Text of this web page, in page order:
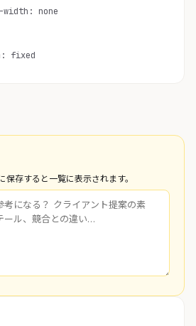
none
fixed
保存すると一覧に表示されます。